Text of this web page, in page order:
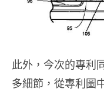
此外，今次的專利
多細節，從專利圖